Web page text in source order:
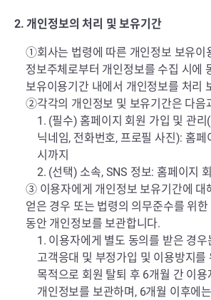
2. 개인정보의 처리 및 보유기간
①회사는 법령에 따른 개인정보 보유이
정보주체로부터 개인정보를 수집 시에
보유이용기간 내에서 개인정보를 처리
②각각의 개인정보 및 보유기간은 다음
1. (필수) 홈페이지 회원 가입 및 관리
닉네임, 전화번호, 프로필 사진): 홈페
시까지
2. (선택) 소속, SNS 정보: 홈페이지
③ 이용자에게 개인정보 보유기간에 대
얻은 경우 또는 법령의 의무준수를 위
동안 개인정보를 보관합니다.
1. 이용자에게 별도 동의를 받은 경
고객응대 및 부정가입 및 이용방지를
목적으로 회원 탈퇴 후 6개월 간 이
개인정보를 보관하며, 6개월 이후에